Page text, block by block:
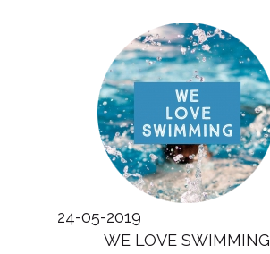
24-05-2019
WE LOVE SWIMMING